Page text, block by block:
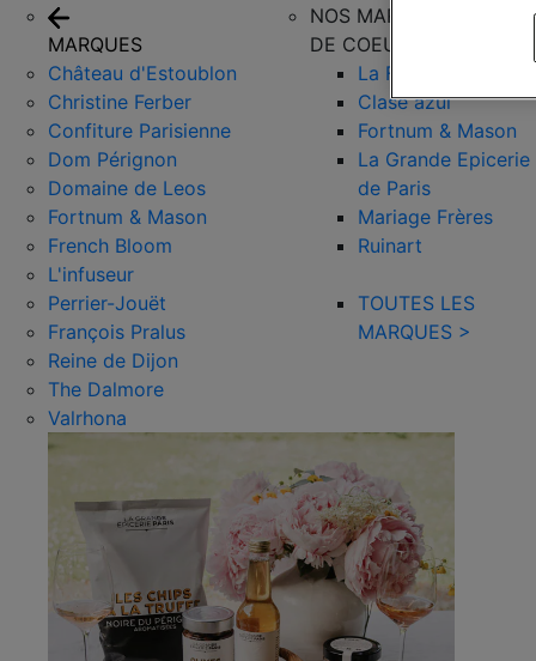
MARQUES
Château d'Estoublon
Christine Ferber
Confiture Parisienne
Dom Pérignon
Domaine de Leos
Fortnum & Mason
French Bloom
L'infuseur
Perrier-Jouët
François Pralus
Reine de Dijon
The Dalmore
Valrhona
NOS MARQUES COUPS
DE COEUR
La Favorita
Clase azul
Fortnum & Mason
La Grande Epicerie
de Paris
Mariage Frères
Ruinart
TOUTES LES
MARQUES >